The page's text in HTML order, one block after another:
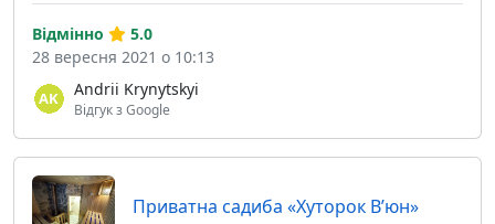
Andrii Krynytskyi
Відгук з Google
Відмінно
5.0
28 вересня 2021 о 10:13
Приватна садиба «Хуторок В’юн»